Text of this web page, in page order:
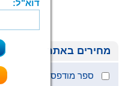
מחירים באתר
ספר מודפס